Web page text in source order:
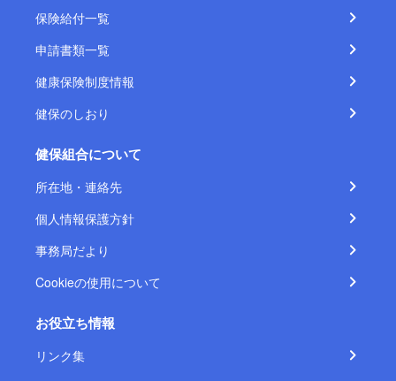
保険給付一覧
申請書類一覧
健康保険制度情報
健保のしおり
健保組合について
所在地・連絡先
個人情報保護方針
事務局だより
Cookieの使用について
お役立ち情報
リンク集